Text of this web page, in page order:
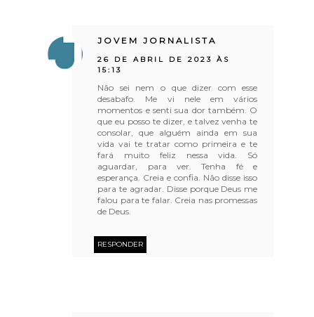
JOVEM JORNALISTA
26 DE ABRIL DE 2023 ÀS
15:13
Não sei nem o que dizer com esse
desabafo. Me vi nele em vários
momentos e senti sua dor também. O
que eu posso te dizer, e talvez venha te
consolar, que alguém ainda em sua
vida vai te tratar como primeira e te
fará muito feliz nessa vida. Só
aguardar, para ver. Tenha fé e
esperança. Creia e confia. Não disse isso
para te agradar. Disse porque Deus me
falou para te falar. Creia nas promessas
de Deus.
RESPONDER